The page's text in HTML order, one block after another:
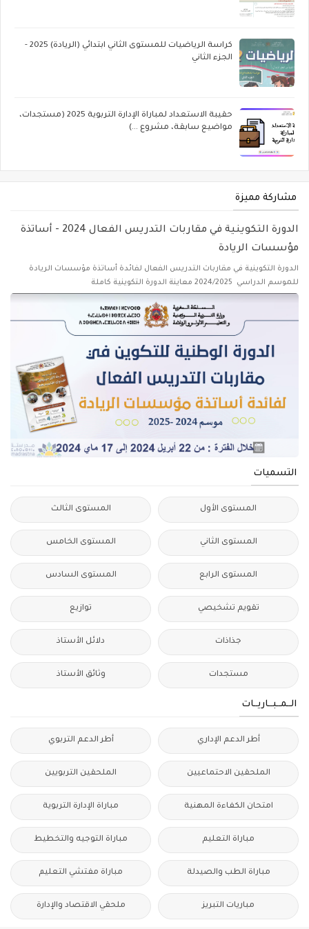
كراسة الرياضيات للمستوى الثاني ابتدائي (الريادة) 2025 -
الجزء الثاني
حقيبة الاستعداد لمباراة الإدارة التربوية 2025 (مستجدات،
مواضيع سابقة، مشروع ...)
مشاركة مميزة
الدورة التكوينية في مقاربات التدريس الفعال 2024 - أساتذة
مؤسسات الريادة
الدورة التكوينية في مقاربات التدريس الفعال لفائدة أساتذة مؤسسات الريادة
للموسم الدراسي 2024/2025 معاينة الدورة التكوينية كاملة
التسميات
المستوى الأول المستوى الثالث
المستوى الثاني المستوى الخامس
المستوى الرابع المستوى السادس
تقويم تشخيصي توازيع
جذاذات دلائل الأستاذ
مستجدات وثائق الأستاذ
الــمــبــاريــات
أطر الدعم الإداري أطر الدعم التربوي
الملحقين الاحتماعيين الملحقين التربويين
امتحان الكفاءة المهنية مباراة الإدارة التربوية
مباراة التعليم مباراة التوجيه والتخطيط
مباراة الطب والصيدلة مباراة مفتشي التعليم
مباريات التبريز ملحقي الاقتصاد والإدارة